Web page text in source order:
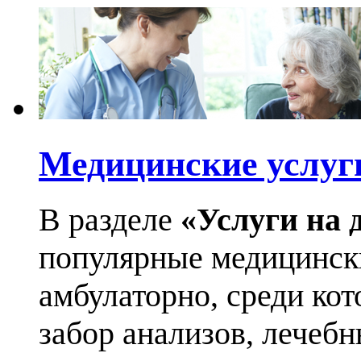
Медицинские
В разделе «Услуги на
популярные
амбулаторно, среди
забор анализов,